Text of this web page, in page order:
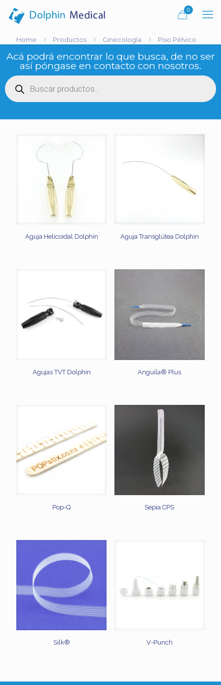
0
Home Productos Ginecología Piso Pélvico
Acá podrá encontrar lo que busca, de no ser
así póngase en contacto con nosotros.
Búsqueda
de
productos
Aguja Helicoidal Dolphin Aguja Transglútea Dolphin
Agujas TVT Dolphin Anguila® Plus
Pop-Q Sepia CPS
Silk® V-Punch